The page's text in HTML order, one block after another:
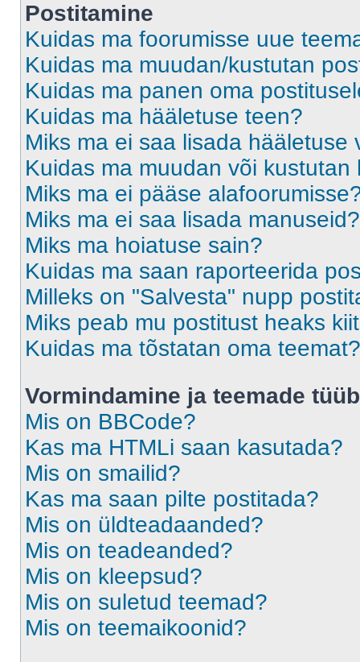
Postitamine
Kuidas ma foorumisse uue
Kuidas ma muudan/kustutan
Kuidas ma panen oma
Kuidas ma hääletuse teen?
Miks ma ei saa lisada hääletuse
Kuidas ma muudan või kustutan
Miks ma ei pääse
Miks ma ei saa lisada manuseid?
Miks ma hoiatuse sain?
Kuidas ma saan raporteerida
Milleks on "Salvesta" nupp
Miks peab mu postitust heaks
Kuidas ma tõstatan oma teemat?
Vormindamine ja teemade
Mis on BBCode?
Kas ma HTMLi saan kasutada?
Mis on smailid?
Kas ma saan pilte postitada?
Mis on üldteadaanded?
Mis on teadeanded?
Mis on kleepsud?
Mis on suletud teemad?
Mis on teemaikoonid?